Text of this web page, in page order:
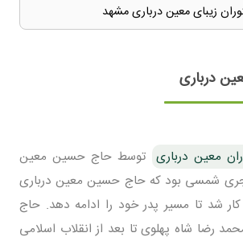
زیبای معین درباری مشهد
درباری
معین درباری توسط حاج حسین معین
سال ۱۳۲۷هجری شمسی بود که حاج حسین معین درباری
کار شد تا مسیر پدر خود را ادامه دهد. حاج
رضا شاه پهلوی تا بعد از انقلاب اسلامی